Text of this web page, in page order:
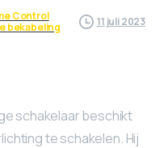
Control
bekabeling
11 juli 2023
schakelaar beschikt
te schakelen. Hij